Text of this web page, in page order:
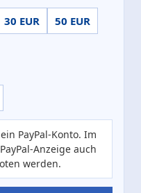
30 EUR
50 EUR
PayPal-Konto. Im
Anzeige auch
werden.